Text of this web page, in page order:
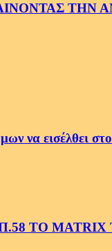
ΤΗΝ
να εισέλθει
ΤΟ